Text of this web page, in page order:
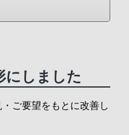
にしました
ご要望をもとに改善し